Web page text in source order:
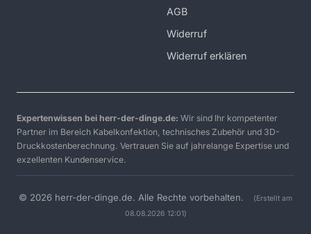
AGB
Widerruf
Widerruf erklären
Expertenwissen bei herr-der-dinge.de: Wir sind Ihr kompetenter
Partner im Bereich Kabelkonfektion, technisches Zubehör und 3D-
Druckkostenberechnung. Vertrauen Sie auf jahrelange Expertise und
exzellenten Kundenservice.
© 2026 herr-der-dinge.de. Alle Rechte vorbehalten.
(Erstellt am
08.08.2026 12:01)